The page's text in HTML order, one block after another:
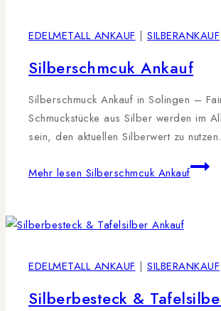
EDELMETALL ANKAUF | SILBERANKAUF
Silberschmcuk Ankauf
Silberschmuck Ankauf in Solingen –
Schmuckstücke aus Silber werden im
sein, den aktuellen Silberwert zu
Mehr lesen Silberschmcuk Ankauf
EDELMETALL ANKAUF | SILBERANKAUF
Silberbesteck &